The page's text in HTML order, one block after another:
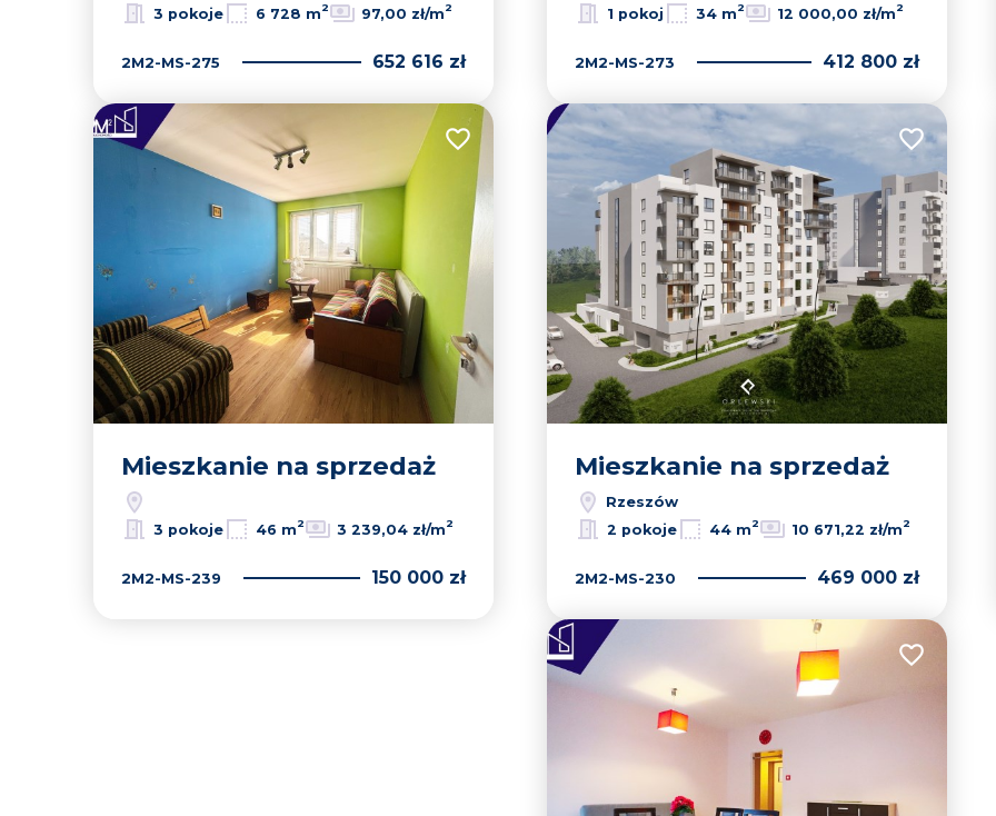
3 pokoje 6 728 m2 97,00 zł/m2
2M2-MS-275 652 616 zł
1 pokoj 34 m2 12 000,00 zł/m2
2M2-MS-273 412 800 zł
Dodaj do ulubionych
Mieszkanie na sprzedaż
3 pokoje 46 m2 3 239,04 zł/m2
2M2-MS-239 150 000 zł
Dodaj do
Mieszkanie na sprzedaż
Rzeszów
2 pokoje 44 m2 10 671,22 zł/m2
2M2-MS-230 469 000 zł
Dodaj do